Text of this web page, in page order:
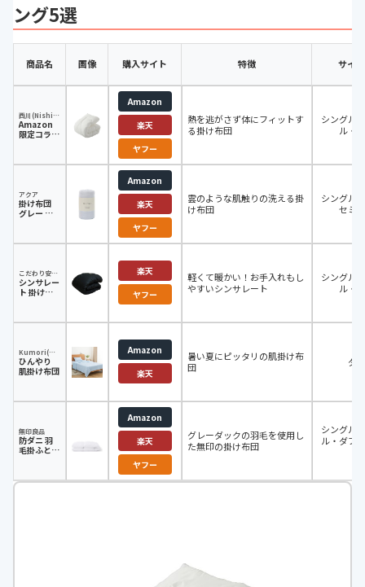
ング5選
商品名 画像 購入サイト 特徴 サイ
西川(Nishikawa)
Amazon
限定コラ
け布団 シ
Amazon
楽天
ヤフー
熱を逃がさず体にフィットす
る掛け布団
シングル
ル・
アクア
掛け布団
グレー シ
Amazon
楽天
ヤフー
雲のような肌触りの洗える掛
け布団
シングル
セミ
こだわり安眠館
シンサレー
ト 掛け布
楽天
ヤフー
軽くて暖かい！お手入れもし
やすいシンサレート
シングル
ル・
Kumori(クモリ)
ひんやり
肌掛け布団
Amazon
楽天
暑い夏にピッタリの肌掛け布
団
ダ
無印良品
防ダニ 羽
毛掛ふと
Amazon
楽天
ヤフー
グレーダックの羽毛を使用し
た無印の掛け布団
シングル
ル・ダブ